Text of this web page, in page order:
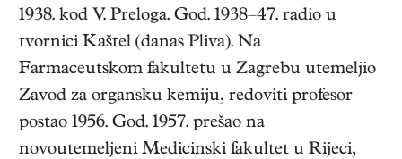
1938. kod V. Preloga. God. 1938–47. radio u
tvornici Kaštel (danas Pliva). Na
Farmaceutskom fakultetu u Zagrebu utemeljio
Zavod za organsku kemiju, redoviti profesor
postao 1956. God. 1957. prešao na
novoutemeljeni Medicinski fakultet u Rijeci,